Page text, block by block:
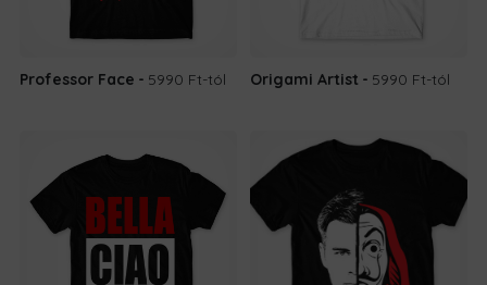
Professor Face 5990 Ft-tól Origami Artist 5990 Ft-tól